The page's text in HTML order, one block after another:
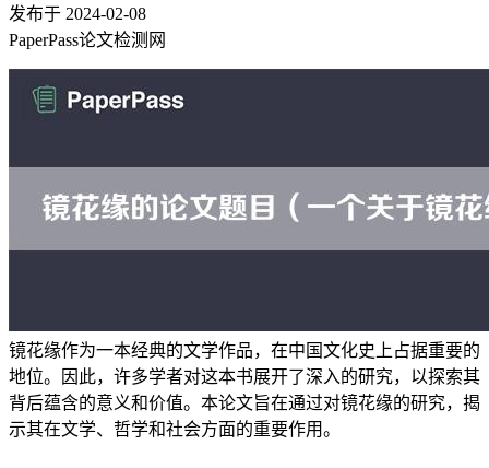
发布于 2024-02-08
PaperPass论文检测网
镜花缘作为一本经典的文学作品，在中国文化史上占据重要的
地位。因此，许多学者对这本书展开了深入的研究，以探索其
背后蕴含的意义和价值。本论文旨在通过对镜花缘的研究，揭
示其在文学、哲学和社会方面的重要作用。